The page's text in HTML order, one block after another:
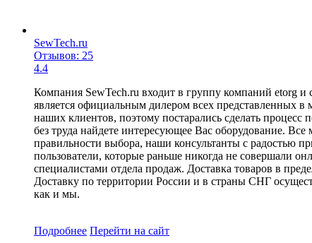
SewTech.ru
Отзывов: 25
4.4
Компания SewTech.ru входит в группу компаний etorg
является официальным дилером всех представленных
наших клиентов, поэтому постарались сделать
без труда найдете интересующее Вас оборудование.
правильности выбора, наши консультанты с радостью
пользователи, которые раньше никогда не совершали
специалистами отдела продаж. Доставка товаров в
Доставку по территории России и в страны СНГ
как и мы.
Подробнее Перейти на сайт